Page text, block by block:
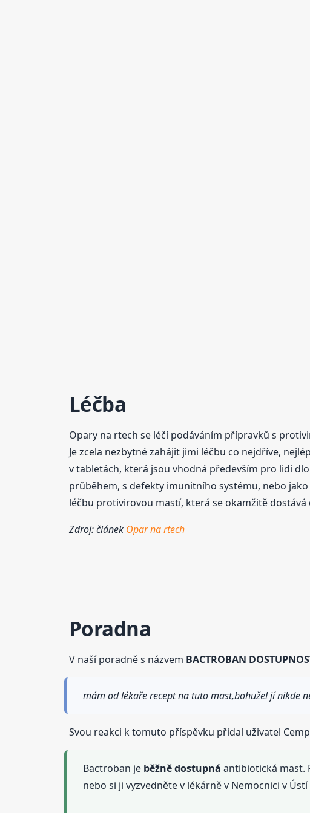
Léčba
Opary na rtech se léčí podáváním přípravků s
Je zcela nezbytné zahájit jimi léčbu co nejdříve,
v tabletách, která jsou vhodná především pro lidi
průběhem, s defekty imunitního systému, nebo
léčbu protivirovou mastí, která se okamžitě
Zdroj: článek Opar na rtech
Poradna
V naší poradně s názvem BACTROBAN
mám od lékaře recept na tuto mast,bohužel jí nikde
Svou reakci k tomuto příspěvku přidal uživatel
Bactroban je běžnědostupná antibiotická mast.
nebo si ji vyzvedněte v lékárně v Nemocnici v